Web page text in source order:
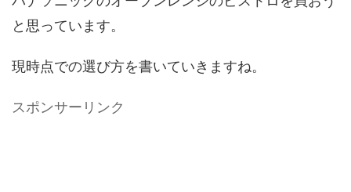
と思っています。
現時点での選び方を書いていきますね。
スポンサーリンク